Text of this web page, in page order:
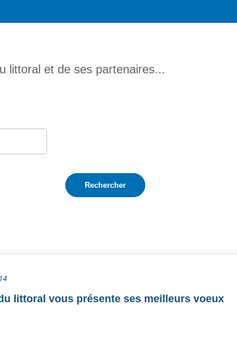
littoral et de ses partenaires...
littoral vous présente ses meilleurs voeux